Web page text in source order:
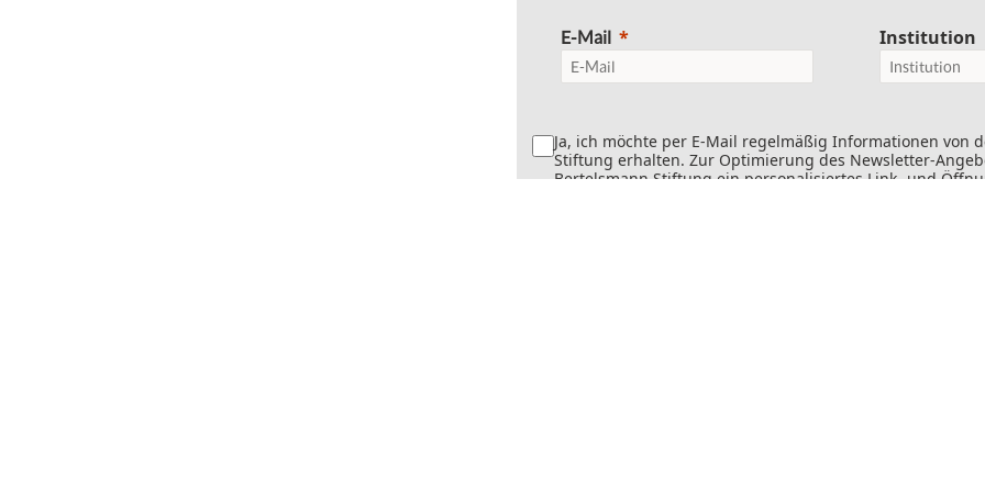
E-Mail Institution
Ja, ich möchte per E-Mail regelmäßig Informationen von
Stiftung erhalten. Zur Optimierung des Newsletter-
Bertelsmann Stiftung ein personalisiertes Link- und